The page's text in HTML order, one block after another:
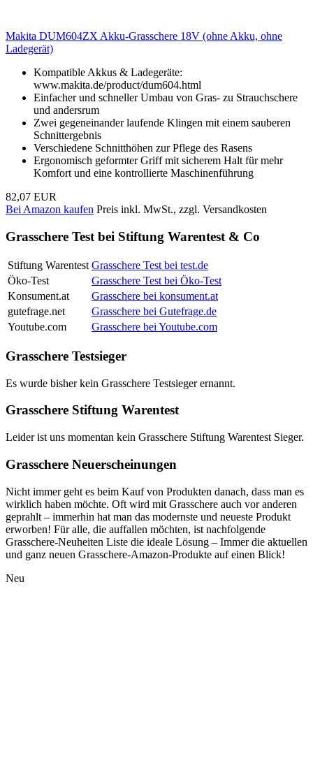
Makita DUM604ZX Akku-Grasschere 18V (ohne Akku, ohne
Ladegerät)
Kompatible Akkus & Ladegeräte:
www.makita.de/product/dum604.html
Einfacher und schneller Umbau von Gras- zu Strauchschere
und andersrum
Zwei gegeneinander laufende Klingen mit einem sauberen
Schnittergebnis
Verschiedene Schnitthöhen zur Pflege des Rasens
Ergonomisch geformter Griff mit sicherem Halt für mehr
Komfort und eine kontrollierte Maschinenführung
82,07 EUR
Bei Amazon kaufen Preis inkl. MwSt., zzgl. Versandkosten
Grasschere Test bei Stiftung Warentest & Co
Stiftung Warentest Grasschere Test bei test.de
Öko-Test
Grasschere Test bei Öko-Test
Konsument.at
Grasschere bei konsument.at
gutefrage.net
Grasschere bei Gutefrage.de
Youtube.com
Grasschere bei Youtube.com
Grasschere Testsieger
Es wurde bisher kein Grasschere Testsieger ernannt.
Grasschere Stiftung Warentest
Leider ist uns momentan kein Grasschere Stiftung Warentest Sieger.
Grasschere Neuerscheinungen
Nicht immer geht es beim Kauf von Produkten danach, dass man es
wirklich haben möchte. Oft wird mit Grasschere auch vor anderen
geprahlt – immerhin hat man das modernste und neueste Produkt
erworben! Für alle, die auffallen möchten, ist nachfolgende
Grasschere-Neuheiten Liste die ideale Lösung – Immer die aktuellen
und ganz neuen Grasschere-Amazon-Produkte auf einen Blick!
Neu